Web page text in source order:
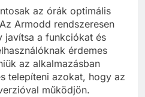
az órák optimális
Armodd rendszeresen
javítsa a funkciókat és
érdemes
az alkalmazásban
telepíteni azokat, hogy az
működjön.